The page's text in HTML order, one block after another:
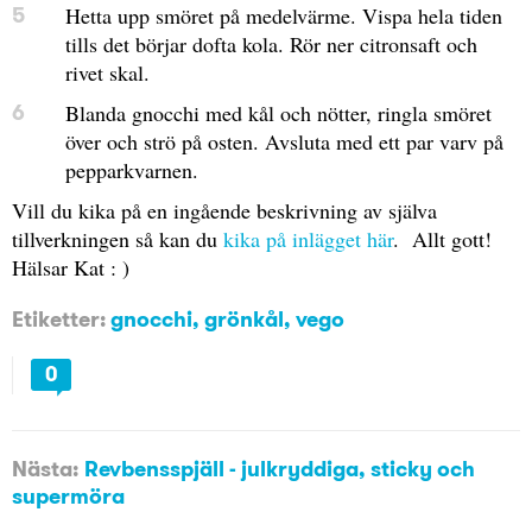
Hetta upp smöret på medelvärme. Vispa hela tiden
tills det börjar dofta kola. Rör ner citronsaft och
rivet skal.
Blanda gnocchi med kål och nötter, ringla smöret
över och strö på osten. Avsluta med ett par varv på
pepparkvarnen.
Vill du kika på en ingående beskrivning av själva
tillverkningen så kan du kika på inlägget här. Allt gott!
Hälsar Kat : )
Etiketter:gnocchi, grönkål, vego
0
Nästa: Revbensspjäll - julkryddiga, sticky och
supermöra